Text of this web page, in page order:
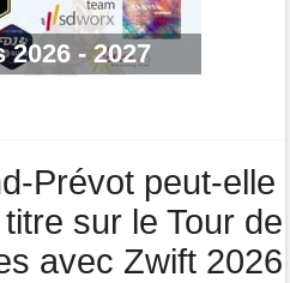
pour ne pas attaquer trop tôt"
sur la 7e étape
une nouvelle chute
2026 - 2027
Prévot peut-elle
sur le Tour de
avec Zwift 2026